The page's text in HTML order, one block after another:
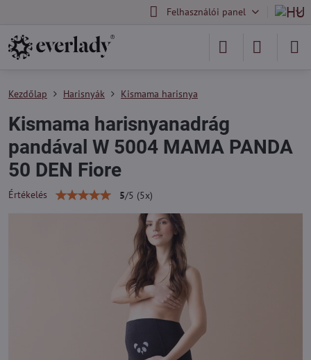
Felhasználói panel
Kezdőlap Harisnyák Kismama harisnya
Kismama harisnyanadrág
pandával W 5004 MAMA PANDA
50 DEN Fiore
Értékelés 5/5 (5x)